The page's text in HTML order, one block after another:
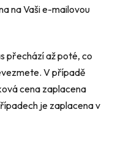
na Vaši e-mailovou
přechází až poté, co
V případě
cena zaplacena
je zaplacena v